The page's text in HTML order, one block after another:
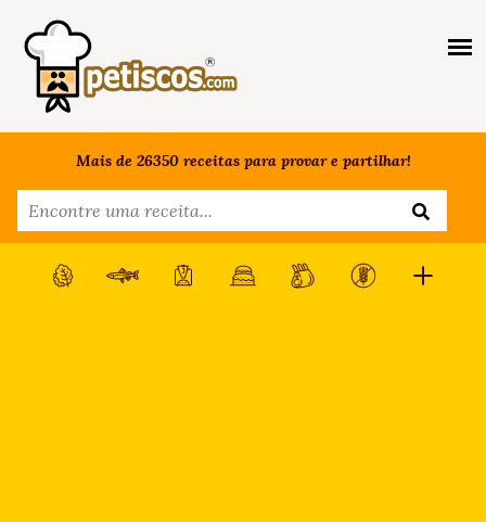
Mais de 26350 receitas para provar e partilhar!